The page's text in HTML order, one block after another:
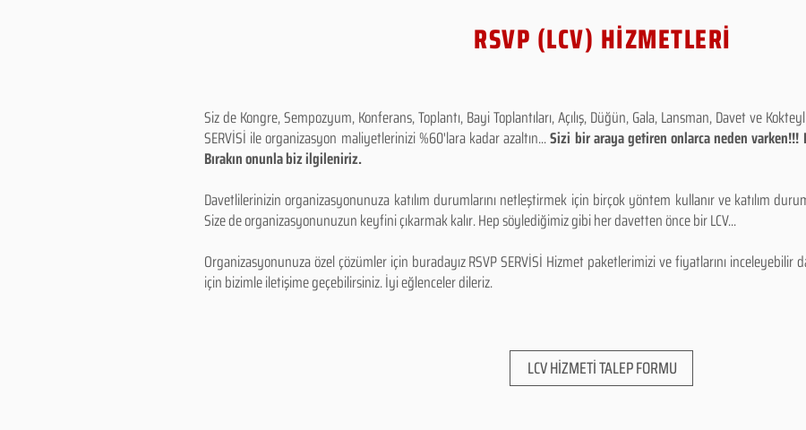
RSVP (LCV) HİZMETLERİ
Siz de Kongre, Sempozyum, Konferans, Toplantı, Bayi Toplantıları, Açılış, Düğün, Gala, Lansman, Davet ve
SERVİSİ ile organizasyon maliyetlerinizi %60'lara kadar azaltın...Sizi bir araya getiren onlarca neden
Bırakın onunla biz ilgileniriz.
Davetlilerinizin organizasyonunuza katılım durumlarını netleştirmek için birçok yöntem kullanır ve katılım
Size de organizasyonunuzun keyfini çıkarmak kalır. Hep söylediğimiz gibi her davetten önce bir LCV...
Organizasyonunuza özel çözümler için buradayız RSVP SERVİSİ Hizmet paketlerimizi ve fiyatlarını inceleyebilir
için bizimle iletişime geçebilirsiniz. İyi eğlenceler dileriz.
LCV HİZMETİ TALEP FORMU